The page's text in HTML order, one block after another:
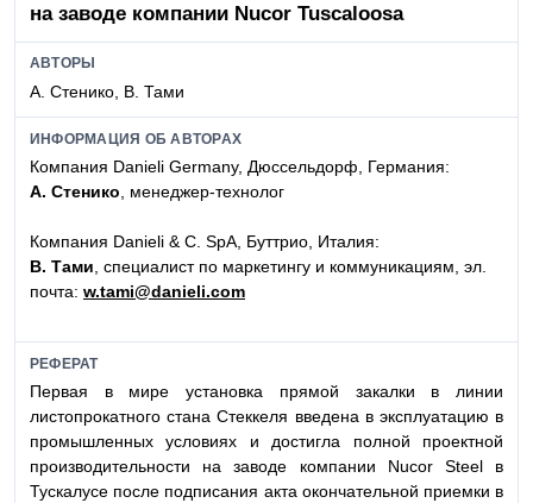
на заводе компании Nucor Tuscaloosa
АВТОРЫ
А. Стенико, В. Тами
ИНФОРМАЦИЯ ОБ АВТОРАХ
Компания Danieli Germany, Дюссельдорф, Германия:
А. Стенико , менеджер-технолог
Компания Danieli & C. SpA, Буттрио, Италия:
В. Тами , специалист по маркетингу и коммуникациям, эл.
почта: w.tami@danieli.com
РЕФЕРАТ
Первая в мире установка прямой закалки в линии
листопрокатного стана Стеккеля введена в эксплуатацию в
промышленных условиях и достигла полной проектной
производительности на заводе компании Nucor Steel в
Тускалусе после подписания акта окончательной приемки в